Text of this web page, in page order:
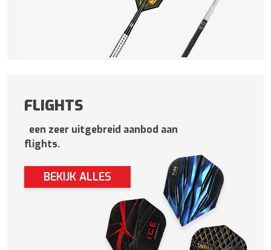
FLIGHTS
een zeer uitgebreid aanbod aan
flights.
BEKIJK ALLES